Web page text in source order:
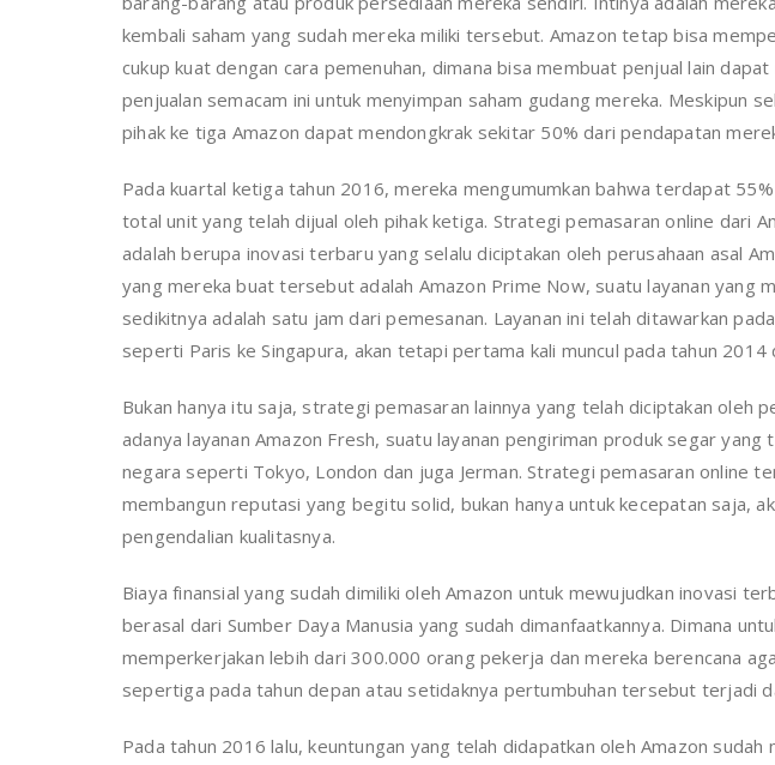
kembali saham yang sudah mereka miliki tersebut. Amazon tetap bisa
cukup kuat dengan cara pemenuhan, dimana bisa membuat penjual lain
penjualan semacam ini untuk menyimpan saham gudang mereka. Meskipun
pihak ke tiga Amazon dapat mendongkrak sekitar 50% dari pendapatan
Pada kuartal ketiga tahun 2016, mereka mengumumkan bahwa terdapat
total unit yang telah dijual oleh pihak ketiga. Strategi pemasaran online dari
adalah berupa inovasi terbaru yang selalu diciptakan oleh perusahaan asal
yang mereka buat tersebut adalah Amazon Prime Now, suatu layanan yang
sedikitnya adalah satu jam dari pemesanan. Layanan ini telah ditawarkan
seperti Paris ke Singapura, akan tetapi pertama kali muncul pada tahun 2014
Bukan hanya itu saja, strategi pemasaran lainnya yang telah diciptakan oleh
adanya layanan Amazon Fresh, suatu layanan pengiriman produk segar yang
negara seperti Tokyo, London dan juga Jerman. Strategi pemasaran online
membangun reputasi yang begitu solid, bukan hanya untuk kecepatan saja,
pengendalian kualitasnya.
Biaya finansial yang sudah dimiliki oleh Amazon untuk mewujudkan inovasi
berasal dari Sumber Daya Manusia yang sudah dimanfaatkannya. Dimana
memperkerjakan lebih dari 300.000 orang pekerja dan mereka berencana
sepertiga pada tahun depan atau setidaknya pertumbuhan tersebut terjadi
Pada tahun 2016 lalu, keuntungan yang telah didapatkan oleh Amazon sudah